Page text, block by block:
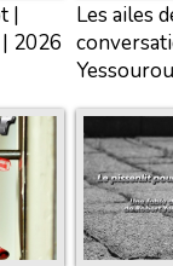
|
2026
Les ailes